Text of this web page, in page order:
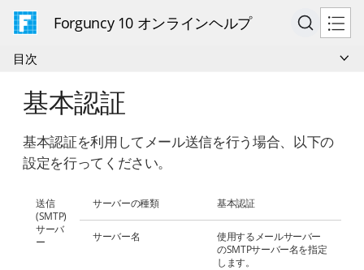
Forguncy 10 オンラインヘルプ
目次
基本認証
基本認証を利用してメール送信を行う場合、以下の
設定を行ってください。
送信
(SMTP)
サーバ
ー
サーバーの種類 基本認証
サーバー名
使用するメールサーバー
のSMTPサーバー名を指定
します。